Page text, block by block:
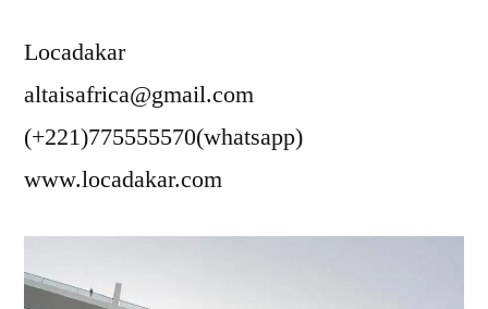
Locadakar
altaisafrica@gmail.com
(+221)775555570(whatsapp)
www.locadakar.com